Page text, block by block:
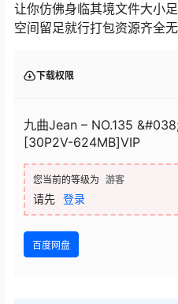
让你仿佛身临其境文件大小
空间留足就行打包资源齐全
下载权限
九曲Jean – NO.135
[30P2V-624MB]VIP
您当前的等级为 游客
请先 登录
百度网盘